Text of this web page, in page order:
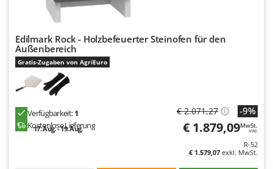
Edilmark Rock - Holzbefeuerter Steinofen für den
Außenbereich
Gratis-Zugaben von AgriEuro
Verfügbarkeit:1
Kostenlose Lieferung
17. Aug. - 19. Aug.
€ 2.071,27 -9%
€ 1.879,09MwSt.
inkl.
R-52
€ 1.579,07 exkl. MwSt.